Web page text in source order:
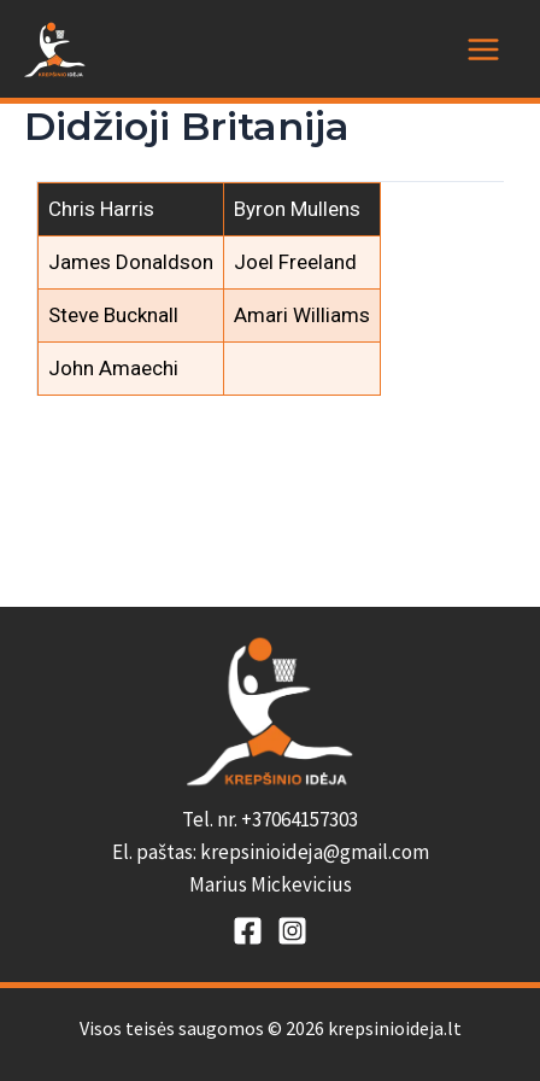
Didžioji Britanija
Chris Harris Byron Mullens
James Donaldson Joel Freeland
Steve Bucknall Amari Williams
John Amaechi
Tel. nr. +37064157303
El. paštas: krepsinioideja@gmail.com
Marius Mickevicius
Visos teisės saugomos © 2026 krepsinioideja.lt